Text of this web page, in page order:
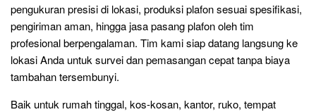
pengukuran presisi di lokasi, produksi plafon sesuai spesifikasi,
pengiriman aman, hingga jasa pasang plafon oleh tim
profesional berpengalaman. Tim kami siap datang langsung ke
lokasi Anda untuk survei dan pemasangan cepat tanpa biaya
tambahan tersembunyi.
Baik untuk rumah tinggal, kos-kosan, kantor, ruko, tempat